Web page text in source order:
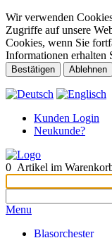
Wir verwenden
Zugriffe auf unsere
Cookies, wenn Sie
Informationen erhalten
Bestätigen Ablehnen
Kunden Login
Neukunde?
0 Artikel im
Menu
Blasorchester